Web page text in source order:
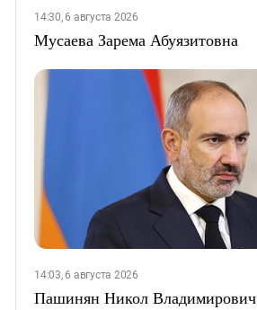
14:30, 6 августа 2026
Мусаева Зарема Абуязитовна
14:03, 6 августа 2026
Пашинян Никол Владимирович